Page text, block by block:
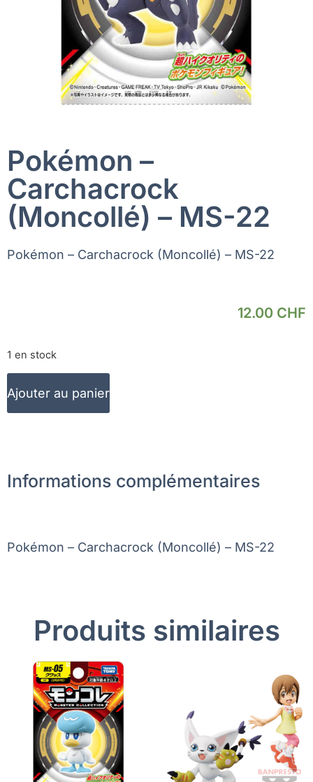
Pokémon –
Carchacrock
(Moncollé) – MS-22
Pokémon – Carchacrock (Moncollé) – MS-22
12.00 CHF
1 en stock
Ajouter au panier
Informations complémentaires
Pokémon – Carchacrock (Moncollé) – MS-22
Produits similaires